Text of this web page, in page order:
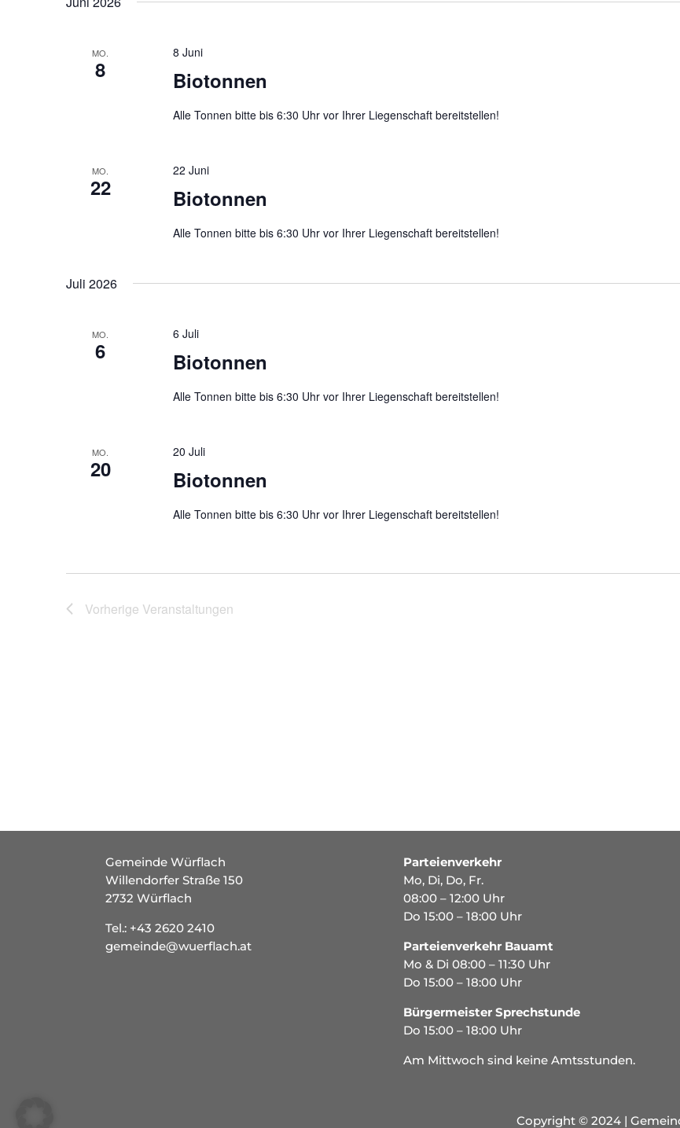
MO.
8 Biotonnen
8 Juni
Alle Tonnen bitte bis 6:30 Uhr vor Ihrer Liegenschaft bereitstellen!
MO.
22 Biotonnen
22 Juni
Alle Tonnen bitte bis 6:30 Uhr vor Ihrer Liegenschaft bereitstellen!
Juli 2026
MO.
6 Biotonnen
6 Juli
Alle Tonnen bitte bis 6:30 Uhr vor Ihrer Liegenschaft bereitstellen!
MO.
20 Biotonnen
20 Juli
Alle Tonnen bitte bis 6:30 Uhr vor Ihrer Liegenschaft bereitstellen!
Vorherige Veranstaltungen
Gemeinde Würflach
Willendorfer Straße 150
2732 Würflach
Tel.: +43 2620 2410
gemeinde@wuerflach.at
Parteienverkehr
Mo, Di, Do, Fr.
08:00 – 12:00 Uhr
Do 15:00 – 18:00 Uhr
Parteienverkehr Bauamt
Mo & Di 08:00 – 11:30 Uhr
Do 15:00 – 18:00 Uhr
Bürgermeister Sprechstunde
Do 15:00 – 18:00 Uhr
Am Mittwoch sind keine Amtsstunden.
Copyright © 2024 |